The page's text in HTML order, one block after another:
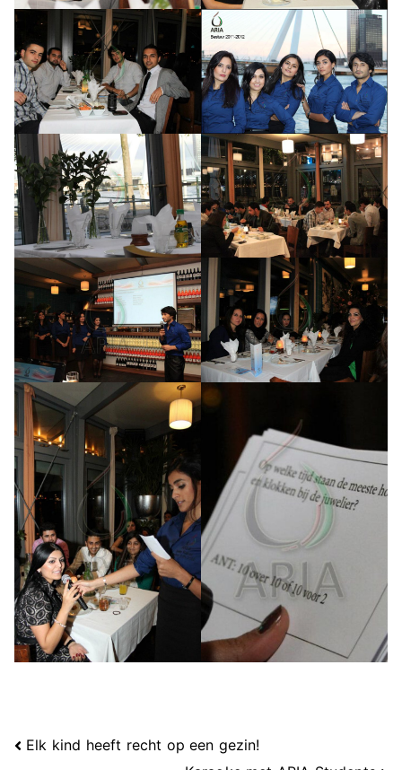
Berichtnavigatie
Elk kind heeft recht op een gezin!